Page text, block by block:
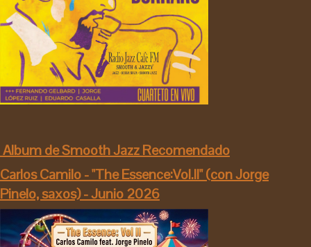
Album de Smooth Jazz Recomendado
Carlos Camilo - "The Essence:Vol.II" (con Jorge
Pinelo, saxos) - Junio 2026